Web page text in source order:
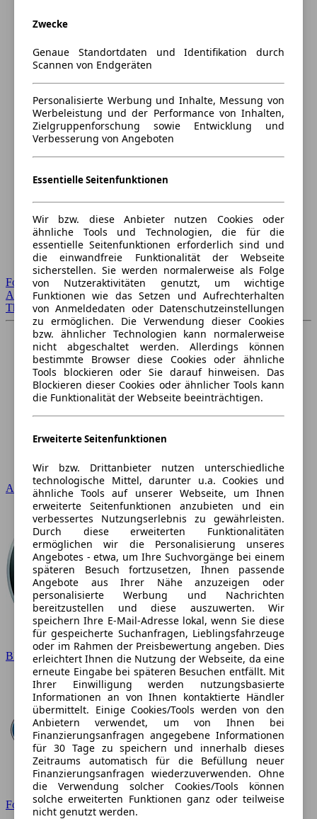
Forum Startseite
Alle Auto-Foren
Themen-Forum
Audi
BMW
Ford
Zwecke
Genaue Standortdaten und Identifikation durch
Scannen von Endgeräten
Personalisierte Werbung und Inhalte, Messung von
Werbeleistung und der Performance von Inhalten,
Zielgruppenforschung sowie Entwicklung und
Verbesserung von Angeboten
Essentielle Seitenfunktionen
Wir bzw. diese Anbieter nutzen Cookies oder
ähnliche Tools und Technologien, die für die
essentielle Seitenfunktionen erforderlich sind und
die einwandfreie Funktionalität der Webseite
sicherstellen. Sie werden normalerweise als Folge
von Nutzeraktivitäten genutzt, um wichtige
Funktionen wie das Setzen und Aufrechterhalten
von Anmeldedaten oder Datenschutzeinstellungen
zu ermöglichen. Die Verwendung dieser Cookies
bzw. ähnlicher Technologien kann normalerweise
nicht abgeschaltet werden. Allerdings können
bestimmte Browser diese Cookies oder ähnliche
Tools blockieren oder Sie darauf hinweisen. Das
Blockieren dieser Cookies oder ähnlicher Tools kann
die Funktionalität der Webseite beeinträchtigen.
Erweiterte Seitenfunktionen
Wir bzw. Drittanbieter nutzen unterschiedliche
technologische Mittel, darunter u.a. Cookies und
ähnliche Tools auf unserer Webseite, um Ihnen
erweiterte Seitenfunktionen anzubieten und ein
verbessertes Nutzungserlebnis zu gewährleisten.
Durch diese erweiterten Funktionalitäten
ermöglichen wir die Personalisierung unseres
Angebotes - etwa, um Ihre Suchvorgänge bei einem
späteren Besuch fortzusetzen, Ihnen passende
Angebote aus Ihrer Nähe anzuzeigen oder
personalisierte Werbung und Nachrichten
bereitzustellen und diese auszuwerten. Wir
speichern Ihre E-Mail-Adresse lokal, wenn Sie diese
für gespeicherte Suchanfragen, Lieblingsfahrzeuge
oder im Rahmen der Preisbewertung angeben. Dies
erleichtert Ihnen die Nutzung der Webseite, da eine
erneute Eingabe bei späteren Besuchen entfällt. Mit
Ihrer Einwilligung werden nutzungsbasierte
Informationen an von Ihnen kontaktierte Händler
übermittelt. Einige Cookies/Tools werden von den
Anbietern verwendet, um von Ihnen bei
Finanzierungsanfragen angegebene Informationen
für 30 Tage zu speichern und innerhalb dieses
Zeitraums automatisch für die Befüllung neuer
Finanzierungsanfragen wiederzuverwenden. Ohne
die Verwendung solcher Cookies/Tools können
solche erweiterten Funktionen ganz oder teilweise
nicht genutzt werden.